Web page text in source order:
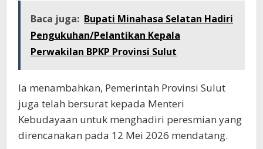
Baca juga: Bupati Minahasa Selatan Hadiri
Pengukuhan/Pelantikan Kepala
Perwakilan BPKP Provinsi Sulut
Ia menambahkan, Pemerintah Provinsi Sulut
juga telah bersurat kepada Menteri
Kebudayaan untuk menghadiri peresmian yang
direncanakan pada 12 Mei 2026 mendatang.